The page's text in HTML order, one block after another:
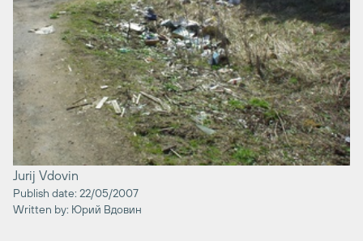
Jurij Vdovin
Publish date: 22/05/2007
Written by: Юрий Вдовин